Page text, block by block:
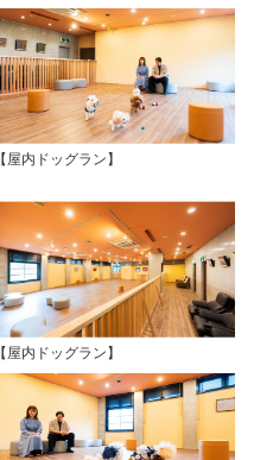
【屋内ドッグラン】
【屋内ドッグラン】